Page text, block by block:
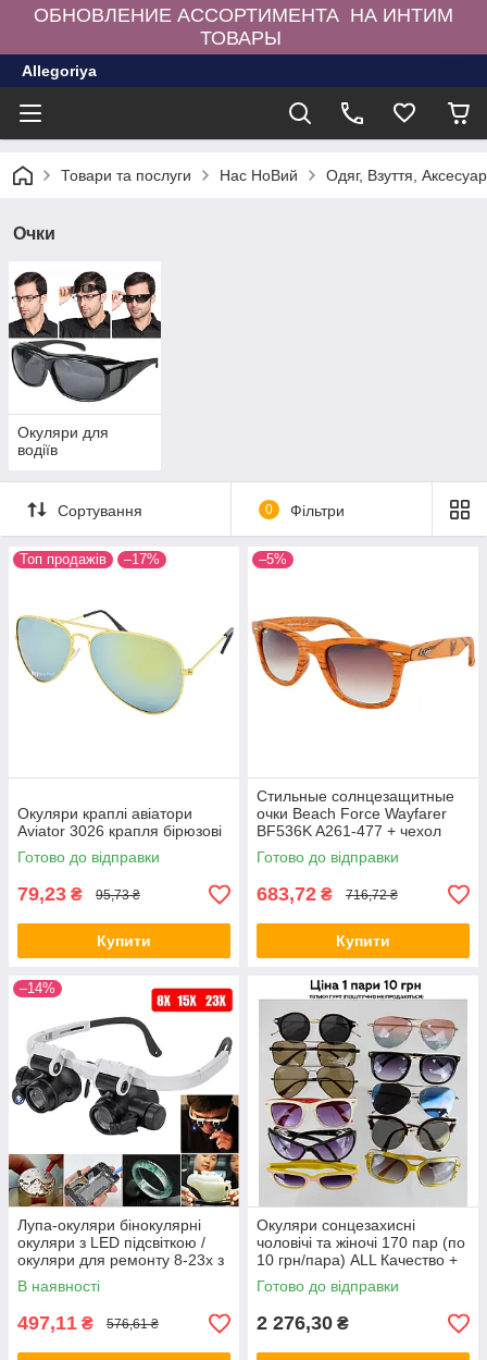
ОБНОВЛЕНИЕ АССОРТИМЕНТА НА ИНТИМ
ТОВАРЫ
Allegoriya
Товари та послуги Нас НоВий Одяг, Взуття,
Очки
Окуляри для
водіїв
Сортування 0 Фільтри
Топ продажів –17%
Окуляри краплі авіатори
Aviator 3026 крапля бірюзові
Готово до відправки
79,23 ₴ 95,73 ₴
Купити
–5%
Стильные солнцезащитные
очки Beach Force Wayfarer
BF536K A261-477 + чехол
ALL Качество + 688
Готово до відправки
683,72 ₴ 716,72 ₴
Купити
–14%
Лупа-окуляри бінокулярні
окуляри з LED підсвіткою /
окуляри для ремонту 8-23х з
підвіткою ALL Качество +
6554
В наявності
497,11 ₴ 576,61 ₴
Окуляри сонцезахисні
чоловічі та жіночі 170 пар (по
10 грн/пара) ALL Качество +
7045
Готово до відправки
2 276,30 ₴